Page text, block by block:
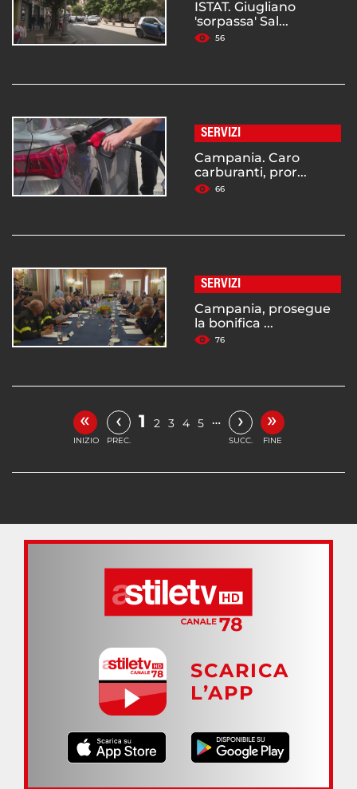
ISTAT. Giugliano
'sorpassa' Sal...
56
SERVIZI
Campania. Caro
carburanti, pror...
66
SERVIZI
Campania, prosegue
la bonifica ...
76
«
INIZIO
‹
PREC.
1 2 3 4 5 … ›
SUCC.
»
FINE
SCARICA
L’APP